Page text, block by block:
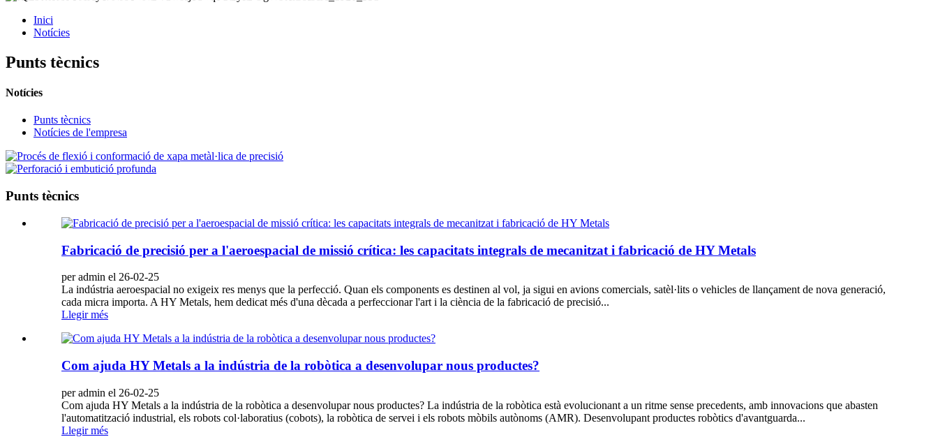
Inici
Notícies
Punts tècnics
Notícies
Punts tècnics
Notícies de l'empresa
Punts tècnics
Fabricació de precisió per a l'aeroespacial de missió crítica: les capacitats integrals de mecanitzat i fabricació de HY Metals
per admin el 26-02-25
La indústria aeroespacial no exigeix ​​res menys que la perfecció. Quan els components es destinen al vol, ja sigui en avions comercials, satèl·lits o vehicles de llançament de nova generació,
cada micra importa. A HY Metals, hem dedicat més d'una dècada a perfeccionar l'art i la ciència de la fabricació de precisió...
Llegir més
Com ajuda HY Metals a la indústria de la robòtica a desenvolupar nous productes?
per admin el 26-02-25
Com ajuda HY Metals a la indústria de la robòtica a desenvolupar nous productes? La indústria de la robòtica està evolucionant a un ritme sense precedents, amb innovacions que abasten
l'automatització industrial, els robots col·laboratius (cobots), la robòtica de servei i els robots mòbils autònoms (AMR). Desenvolupant productes robòtics d'avantguarda...
Llegir més